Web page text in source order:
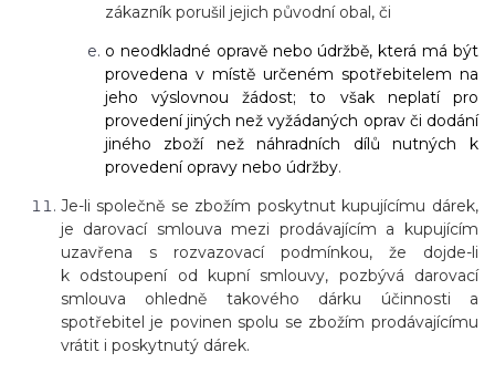
zákazník porušil jejich původní obal, či
o neodkladné opravě nebo údržbě, která má být
provedena v místě určeném spotřebitelem na
jeho výslovnou žádost; to však neplatí pro
provedení jiných než vyžádaných oprav či dodání
jiného zboží než náhradních dílů nutných k
provedení opravy nebo údržby.
Je-li společně se zbožím poskytnut kupujícímu dárek,
je darovací smlouva mezi prodávajícím a kupujícím
uzavřena s rozvazovací podmínkou, že dojde-li
k odstoupení od kupní smlouvy, pozbývá darovací
smlouva ohledně takového dárku účinnosti a
spotřebitel je povinen spolu se zbožím prodávajícímu
vrátit i poskytnutý dárek.